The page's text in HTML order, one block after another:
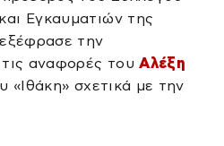
Εγκαυματιών της
την
αναφορές τουΑλέξη
«Ιθάκη» σχετικά με την